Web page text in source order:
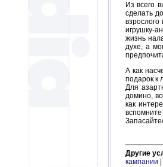
Из всего
сделать
игрушку-
жизнь
духе, а
А как
подарок к
Для
домино,
как
Другие
кампании